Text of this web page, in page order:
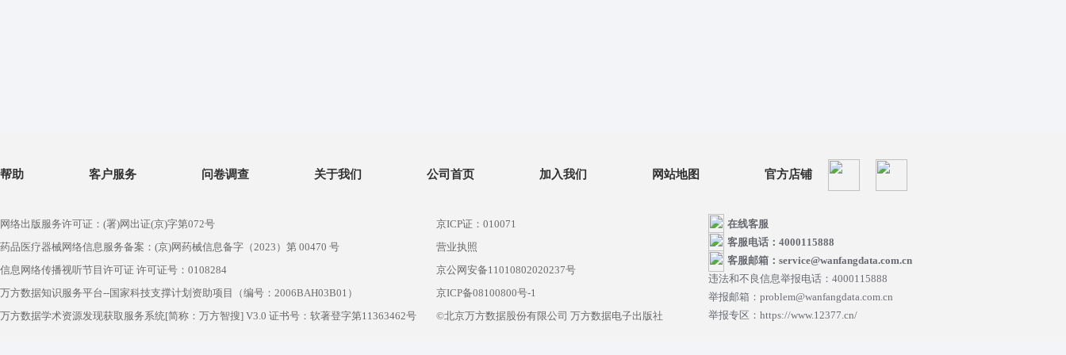
帮助 客户服务 问卷调查 关于我们 公司首页 加入我们 网站地图 官方店铺
网络出版服务许可证：(署)网出证(京)字第072号
药品医疗器械网络信息服务备案：(京)网药械信息备字（2023）第 00470 号
信息网络传播视听节目许可证 许可证号：0108284
万方数据知识服务平台--国家科技支撑计划资助项目（编号：2006BAH03B01）
万方数据学术资源发现获取服务系统[简称：万方智搜] V3.0 证书号：软著登字第11363462号
京ICP证：010071
营业执照
京公网安备11010802020237号
京ICP备08100800号-1
©北京万方数据股份有限公司 万方数据电子出版社
在线客服
客服电话：4000115888
客服邮箱：service@wanfangdata.com.cn
违法和不良信息举报电话：4000115888
举报邮箱：problem@wanfangdata.com.cn
举报专区：https://www.12377.cn/